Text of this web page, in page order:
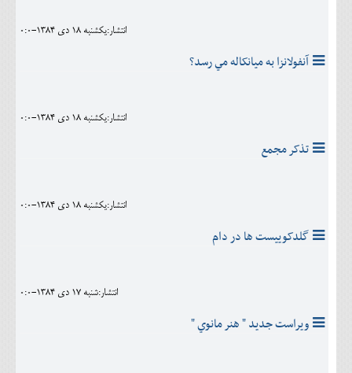
انتشار:يکشنبه 18 دی 1384-0:0
آنفولانزا به ميانکاله مي رسد؟
انتشار:يکشنبه 18 دی 1384-0:0
تذکر مجمع
انتشار:يکشنبه 18 دی 1384-0:0
گلدکوييست ها در دام
انتشار:شنبه 17 دی 1384-0:0
ويراست جديد " هنر مانوي "